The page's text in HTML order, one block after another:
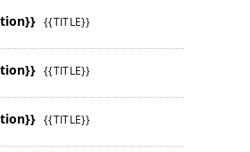
{{TITLE}}
{{TITLE}}
{{TITLE}}